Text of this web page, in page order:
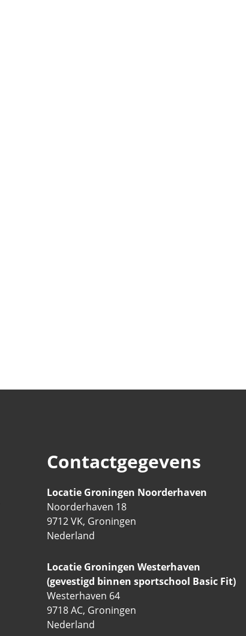
Contactgegevens
Locatie Groningen Noorderhaven
Noorderhaven 18
9712 VK, Groningen
Nederland
Locatie Groningen Westerhaven
(gevestigd binnen sportschool Basic Fit)
Westerhaven 64
9718 AC, Groningen
Nederland